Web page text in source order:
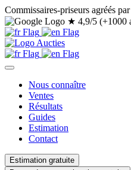
Commissaires-priseurs agréés
★ 4,9/5 (+1000
Nous connaître
Ventes
Résultats
Guides
Estimation
Contact
Estimation gratuite